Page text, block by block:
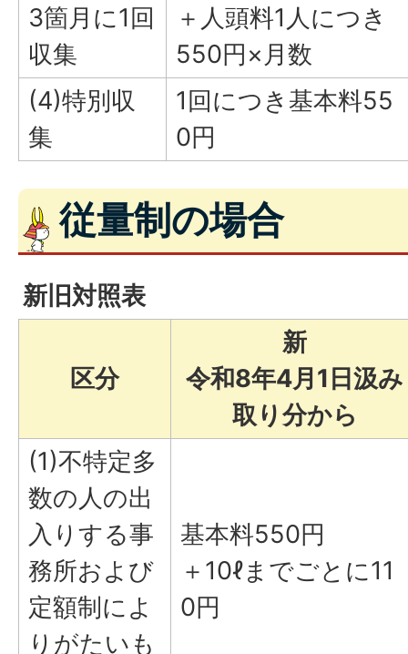
3箇月に1回
収集
＋人頭料1人につき
550円×月数
(4)特別収
集
1回につき基本料55
0円
従量制の場合
新旧対照表
区分
新
令和8年4月1日汲み
取り分から
(1)不特定多
数の人の出
入りする事
務所および
定額制によ
りがたいも
基本料550円
＋10ℓまでごとに11
0円